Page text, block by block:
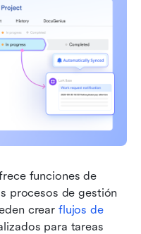
funciones de
procesos de gestión
crear flujos de
para tareas